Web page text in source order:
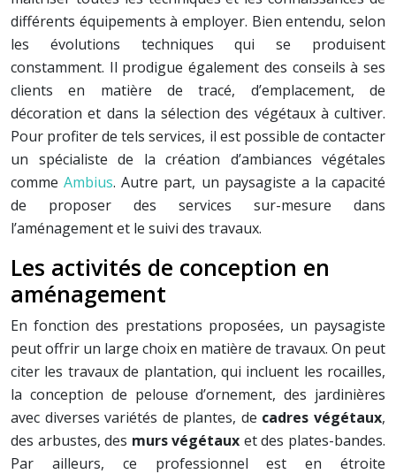
différents équipements à employer. Bien entendu, selon
les évolutions techniques qui se produisent
constamment. Il prodigue également des conseils à ses
clients en matière de tracé, d’emplacement, de
décoration et dans la sélection des végétaux à cultiver.
Pour profiter de tels services, il est possible de contacter
un spécialiste de la création d’ambiances végétales
commeAmbius. Autre part, un paysagiste a la capacité
de proposer des services sur-mesure dans
l’aménagement et le suivi des travaux.
Les activités de conception en
aménagement
En fonction des prestations proposées, un paysagiste
peut offrir un large choix en matière de travaux. On peut
citer les travaux de plantation, qui incluent les rocailles,
la conception de pelouse d’ornement, des jardinières
avec diverses variétés de plantes, de cadres végétaux,
des arbustes, des murs végétaux et des plates-bandes.
Par ailleurs, ce professionnel est en étroite